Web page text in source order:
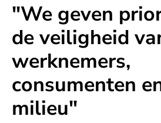
"We geven
de veiligheid
werknemers,
consumenten
milieu"